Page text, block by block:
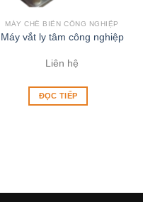
MÁY CHẾ BIẾN CÔNG NGHIỆP
Máy vắt ly tâm công nghiệp
Liên hệ
ĐỌC TIẾP